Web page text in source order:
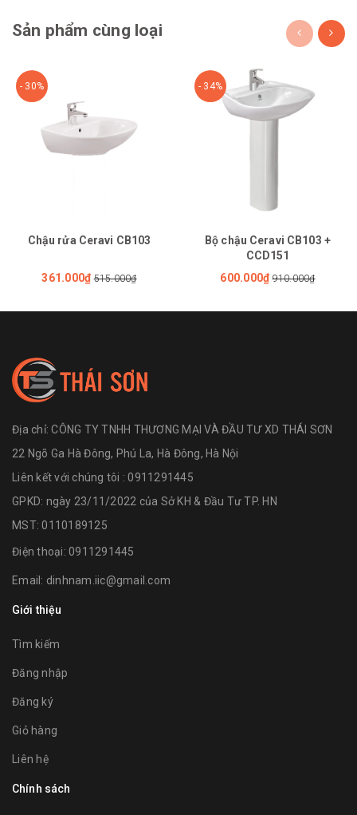
Sản phẩm cùng loại
- 30%
Chậu rửa Ceravi CB103
361.000₫ 515.000₫
- 34%
Bộ chậu Ceravi CB103 +
CCD151
600.000₫ 910.000₫
Địa chỉ:CÔNG TY TNHH THƯƠNG MẠI VÀ ĐẦU TƯ XD THÁI SƠN
22 Ngõ Ga Hà Đông, Phú La, Hà Đông, Hà Nội
Liên kết với chúng tôi : 0911291445
GPKD: ngày 23/11/2022 của Sở KH & Đầu Tư TP. HN
MST: 0110189125
Điện thoại: 0911291445
Email: dinhnam.iic@gmail.com
Giới thiệu
Tìm kiếm
Đăng nhập
Đăng ký
Giỏ hàng
Liên hệ
Chính sách